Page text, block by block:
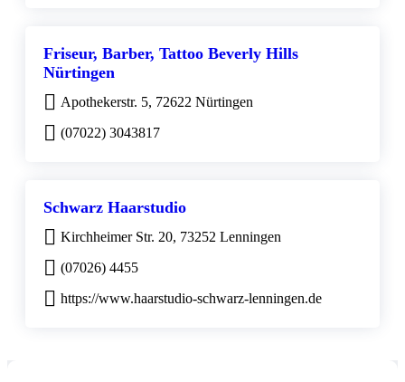
Friseur, Barber, Tattoo Beverly Hills
Nürtingen
Apothekerstr. 5, 72622 Nürtingen
(07022) 3043817
Schwarz Haarstudio
Kirchheimer Str. 20, 73252 Lenningen
(07026) 4455
https://www.haarstudio-schwarz-lenningen.de